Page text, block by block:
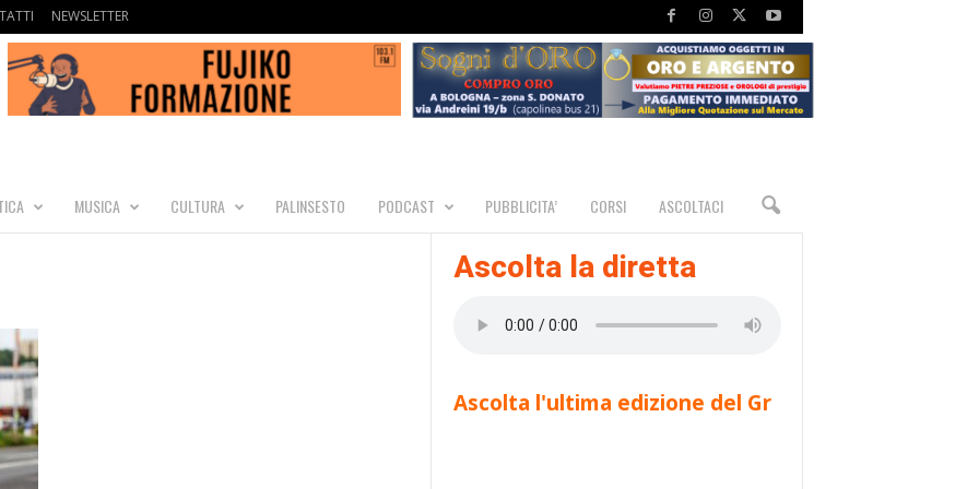
NEWSLETTER
MUSICA CULTURA PALINSESTO PODCAST PUBBLICITA’ CORSI ASCOLTACI
Ascolta la diretta
Ascolta l'ultima edizione del Gr